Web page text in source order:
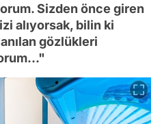
Sizden önce giren
alıyorsak, bilin ki
gözlükleri